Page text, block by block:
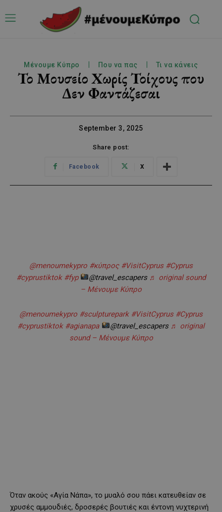
Μένουμε Κύπρο Που να πας Τι να κάνεις
Το Μουσείο Χωρίς Τοίχους που
Δεν Φαντάζεσαι
September 3, 2025
Share post:
Facebook X
@menoumekypro #κύπρος #VisitCyprus #Cyprus
#cyprustiktok #fyp @travel_escapers ♬ original sound
– Μένουμε Κύπρο
@menoumekypro #sculpturepark #VisitCyprus #Cyprus
#cyprustiktok #agianapa @travel_escapers ♬ original
sound – Μένουμε Κύπρο
Όταν ακούς «Αγία Νάπα», το μυαλό σου πάει κατευθείαν σε
χρυσές αμμουδιές, δροσερές βουτιές και έντονη νυχτερινή